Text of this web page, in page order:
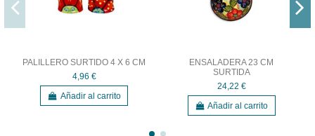
PALILLERO SURTIDO 4 X 6 CM
4,96 €
Añadir al carrito
ENSALADERA 23 CM
SURTIDA
24,22 €
Añadir al carrito